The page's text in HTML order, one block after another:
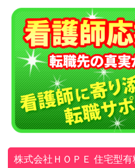
株式会社ＨＯＰＥ住宅型有